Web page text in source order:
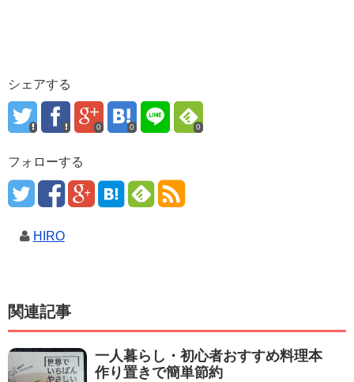
シェアする
0 0 0
フォローする
HIRO
関連記事
一人暮らし・初心者おすすめ料理本
作り置きで簡単節約